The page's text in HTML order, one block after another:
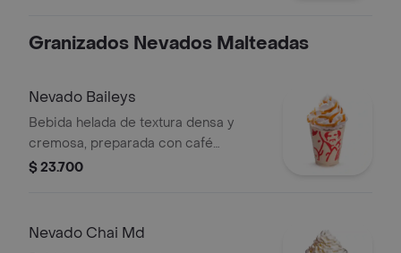
Granizados Nevados Malteadas
Nevado Baileys
Bebida helada de textura densa y
cremosa, preparada con café
espresso, crema de whisky, arequipe,
contiene licor.
$ 23.700
Nevado Chai Md